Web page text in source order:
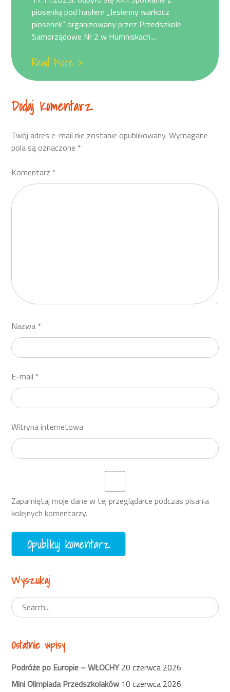
piosenką pod hasłem „Jesienny warkocz
piosenek” organizowany przez Przedszkole
Samorządowe Nr 2 w Humniskach....
Read More
Dodaj Komentarz
Twój adres e-mail nie zostanie opublikowany. Wymagane
pola są oznaczone *
Komentarz *
Nazwa *
E-mail *
Witryna internetowa
Zapamiętaj moje dane w tej przeglądarce podczas pisania
kolejnych komentarzy.
Wyszukaj
Ostatnie wpisy
Podróże po Europie – WŁOCHY20 czerwca 2026
Mini Olimpiada Przedszkolaków10 czerwca 2026